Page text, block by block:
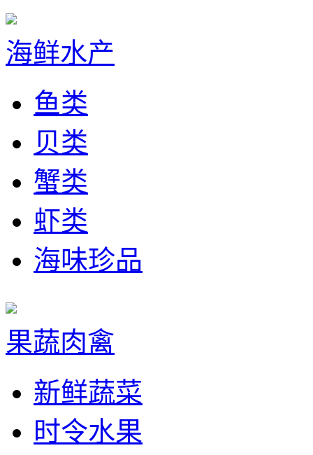
海鲜水产
鱼类
贝类
蟹类
虾类
海味珍品
果蔬肉禽
新鲜蔬菜
时令水果